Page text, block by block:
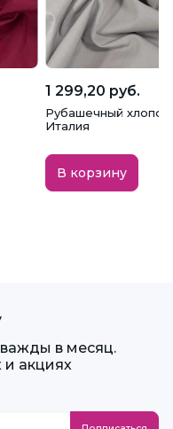
1 299,20 руб.
Рубашечный хлопок,
Италия
В корзину
в месяц.
акциях